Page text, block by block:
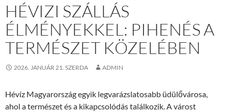
HÉVIZI SZÁLLÁS
ÉLMÉNYEKKEL: PIHENÉS A
TERMÉSZET KÖZELÉBEN
2026. JANUÁR 21. SZERDA ADMIN
Hévíz Magyarország egyik legvarázslatosabb üdülővárosa,
ahol a természet és a kikapcsolódás találkozik. A várost